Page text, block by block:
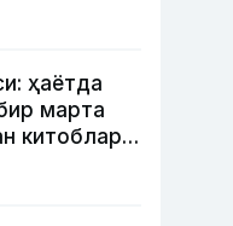
ҳаётда
марта
китоблар